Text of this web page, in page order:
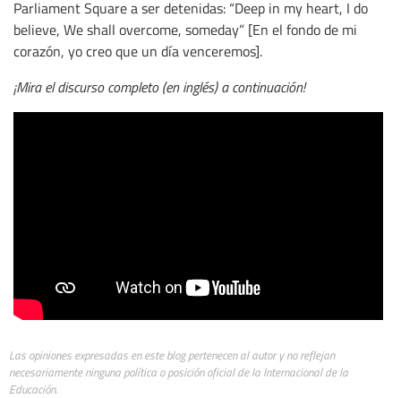
Parliament Square a ser detenidas: “Deep in my heart, I do
believe, We shall overcome, someday” [En el fondo de mi
corazón, yo creo que un día venceremos].
¡Mira el discurso completo (en inglés) a continuación!
Las opiniones expresadas en este blog pertenecen al autor y no reflejan
necesariamente ninguna política o posición oficial de la Internacional de la
Educación.